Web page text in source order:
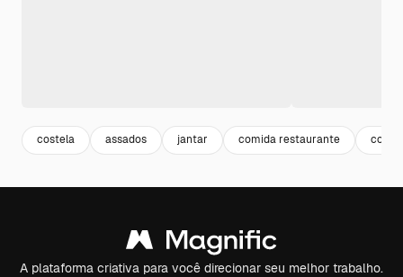
costela assados jantar comida restaurante cozido
A plataforma criativa para você direcionar seu melhor trabalho.